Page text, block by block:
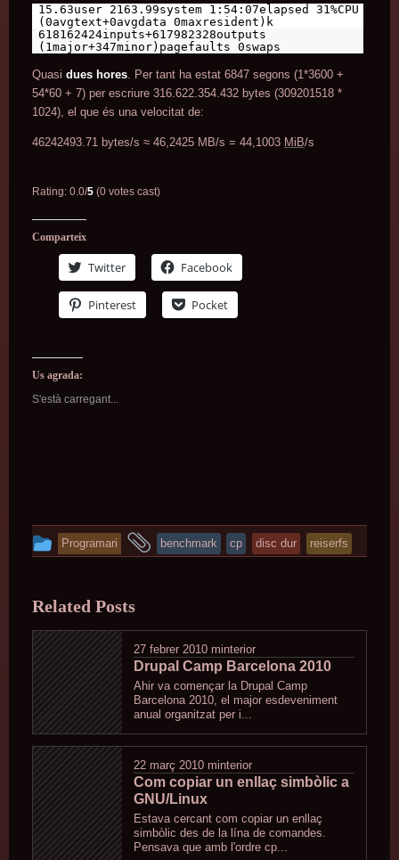
15.63user 2163.99system 1:54:07elapsed 31%CPU
(0avgtext+0avgdata 0maxresident)k
618162424inputs+617982328outputs
(1major+347minor)pagefaults 0swaps
Quasi dues hores. Per tant ha estat 6847 segons (1*3600 +
54*60 + 7) per escriure 316.622.354.432 bytes (309201518 *
1024), el que és una velocitat de:
46242493.71 bytes/s ≈ 46,2425 MB/s = 44,1003 MiB/s
Rating: 0.0/5 (0 votes cast)
Comparteix
Twitter Facebook
Pinterest Pocket
Us agrada:
S'està carregant...
This
entry
posted
in
Programari
and
benchmark cp disc dur reiserfs
Related Posts
27 febrer 2010 minterior
Drupal Camp Barcelona 2010
Ahir va començar la Drupal Camp
Barcelona 2010, el major esdeveniment
anual organitzat per i...
22 març 2010 minterior
Com copiar un enllaç simbòlic a
GNU/Linux
Estava cercant com copiar un enllaç
simbòlic des de la lína de comandes.
Pensava que amb l'ordre cp...